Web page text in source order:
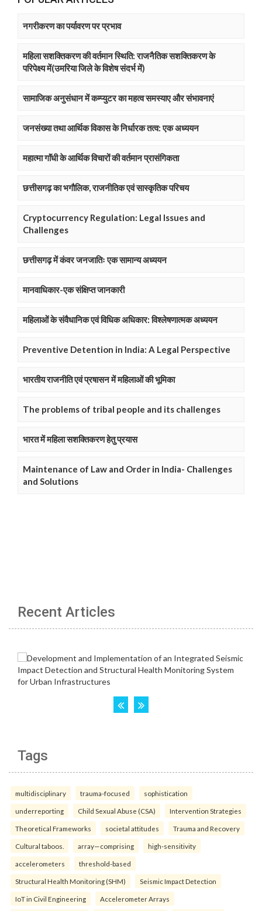
नगरीकरण का पर्यावरण पर प्रभाव
महिला सशक्तिकरण की वर्तमान स्थिति: राजनैतिक सशक्तिकरण के
परिपेक्ष्य में(उमरिया जिले के विशेष संदर्भ में)
सामाजिक अनुसंधान में कम्प्युटर का महत्व समस्याए और संभावनाएं
जनसंख्या तथा आर्थिक विकास के निर्धारक तत्व: एक अध्ययन
महात्मा गाॅंधी के आर्थिक विचारों की वर्तमान प्रासंगिकता
छत्तीसगढ़ का भगौलिक, राजनीतिक एवं सास्कृतिक परिचय
Cryptocurrency Regulation: Legal Issues and
Challenges
छत्तीसगढ़ में कंवर जनजातिः एक सामान्य अध्ययन
मानवाधिकार-एक संक्षिप्त जानकारी
महिलाओं के संवैधानिक एवं विधिक अधिकार: विश्लेषणात्मक अध्ययन
Preventive Detention in India: A Legal Perspective
भारतीय राजनीति एवं प्रषासन में महिलाओं की भूमिका
The problems of tribal people and its challenges
भारत में महिला सशक्तिकरण हेतु प्रयास
Maintenance of Law and Order in India- Challenges
and Solutions
Recent Articles
Tags
multidisciplinary trauma-focused sophistication
underreporting Child Sexual Abuse (CSA) Intervention Strategies
Theoretical Frameworks societal attitudes Trauma and Recovery
Cultural taboos. array—comprising high-sensitivity
accelerometers threshold-based
Structural Health Monitoring (SHM) Seismic Impact Detection
IoT in Civil Engineering Accelerometer Arrays